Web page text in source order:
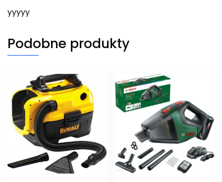
yyyyy
Podobne produkty